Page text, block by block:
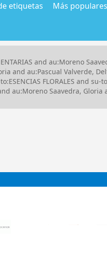
etiquetas Más populares
and au:Moreno
and au:Pascual
FLORALES and su-
au:Moreno Saavedra, Gloria